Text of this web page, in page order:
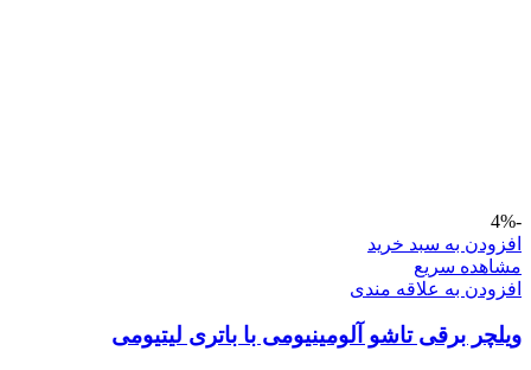
-4%
افزودن به سبد خرید
مشاهده سریع
افزودن به علاقه مندی
ویلچر برقی تاشو آلومینیومی با باتری لیتیومی